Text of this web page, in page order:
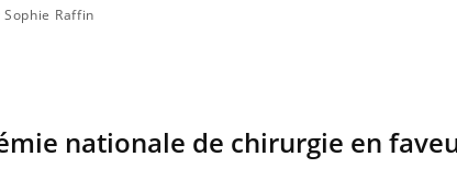
Sophie Raffin
nationale de chirurgie en